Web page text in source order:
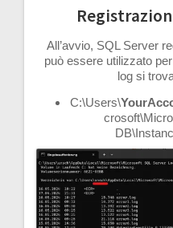
All’avvio, SQL Server
può essere utilizzato
log si
C:\Users\